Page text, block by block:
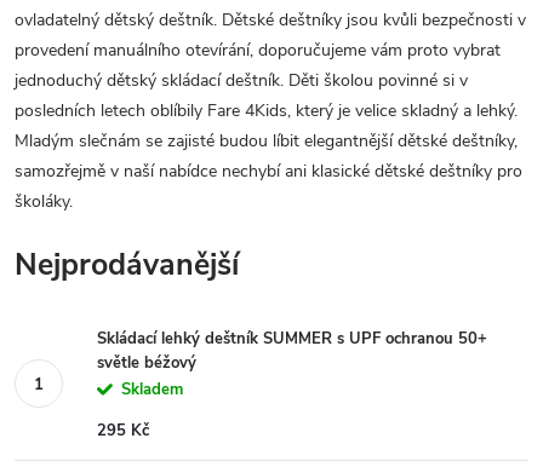
ovladatelný dětský deštník. Dětské deštníky jsou kvůli bezpečnosti v
provedení manuálního otevírání, doporučujeme vám proto vybrat
jednoduchý dětský skládací deštník. Děti školou povinné si v
posledních letech oblíbily Fare 4Kids, který je velice skladný a lehký.
Mladým slečnám se zajisté budou líbit elegantnější dětské deštníky,
samozřejmě v naší nabídce nechybí ani klasické dětské deštníky pro
školáky.
Nejprodávanější
Skládací lehký deštník SUMMER s UPF ochranou 50+
světle béžový
Skladem
295 Kč